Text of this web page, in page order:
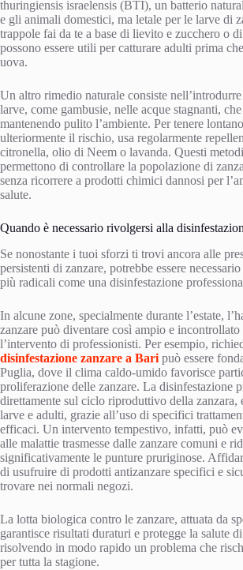
thuringiensis israelensis (BTI), un batterio
e gli animali domestici, ma letale per le larve di
trappole fai da te a base di lievito e zucchero o
possono essere utili per catturare adulti prima
uova.
Un altro rimedio naturale consiste
larve, come gambusie, nelle acque stagnanti,
mantenendo pulito l’ambiente. Per tenere
ulteriormente il rischio, usa regolarmente
citronella, olio di Neem o lavanda. Questi
permettono di controllare la popolazione di
senza ricorrere a prodotti chimici dannosi per
salute.
Quando è necessario rivolgersi alla
Se nonostante i tuoi sforzi ti trovi ancora alle
persistenti di zanzare, potrebbe essere
più radicali come una disinfestazione
In alcune zone, specialmente durante l’estate,
zanzare può diventare così ampio e incontrollato
l’intervento di professionisti. Per esempio,
disinfestazione zanzare a Bari può essere
Puglia, dove il clima caldo-umido favorisce
proliferazione delle zanzare. La disinfestazione
direttamente sul ciclo riproduttivo della zanzara,
larve e adulti, grazie all’uso di specifici
efficaci. Un intervento tempestivo, infatti, può
alle malattie trasmesse dalle zanzare comuni e
significativamente le punture pruriginose.
di usufruire di prodotti antizanzare specifici e
trovare nei normali negozi.
La lotta biologica contro le zanzare, attuata da
garantisce risultati duraturi e protegge la salute
risolvendo in modo rapido un problema che
per tutta la stagione.